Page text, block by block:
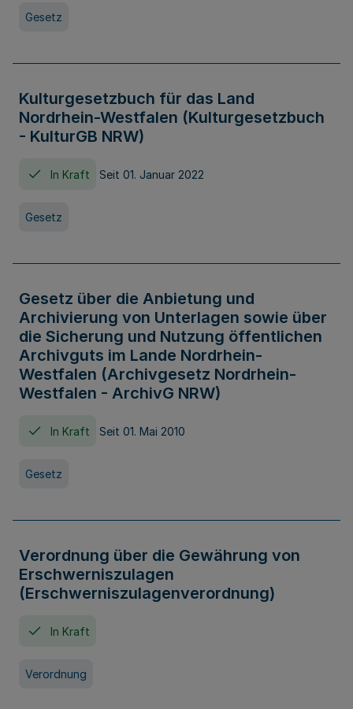
Gesetz
Kulturgesetzbuch für das Land
Nordrhein-Westfalen (Kulturgesetzbuch
- KulturGB NRW)
In Kraft Seit 01. Januar 2022
Gesetz
Gesetz über die Anbietung und
Archivierung von Unterlagen sowie über
die Sicherung und Nutzung öffentlichen
Archivguts im Lande Nordrhein-
Westfalen (Archivgesetz Nordrhein-
Westfalen - ArchivG NRW)
In Kraft Seit 01. Mai 2010
Gesetz
Verordnung über die Gewährung von
Erschwerniszulagen
(Erschwerniszulagenverordnung)
In Kraft
Verordnung